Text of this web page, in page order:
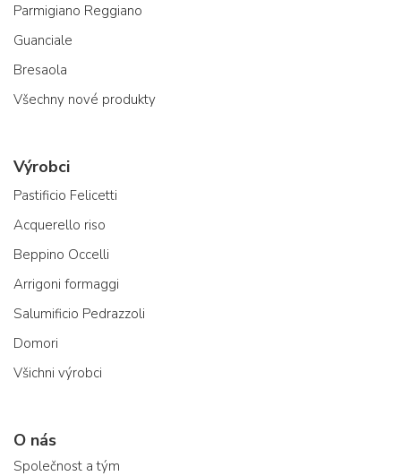
Parmigiano Reggiano
Guanciale
Bresaola
Všechny nové produkty
Výrobci
Pastificio Felicetti
Acquerello riso
Beppino Occelli
Arrigoni formaggi
Salumificio Pedrazzoli
Domori
Všichni výrobci
O nás
Společnost a tým